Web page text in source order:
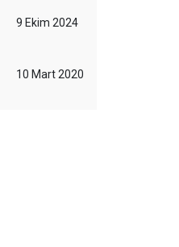
9 Ekim 2024
10 Mart 2020